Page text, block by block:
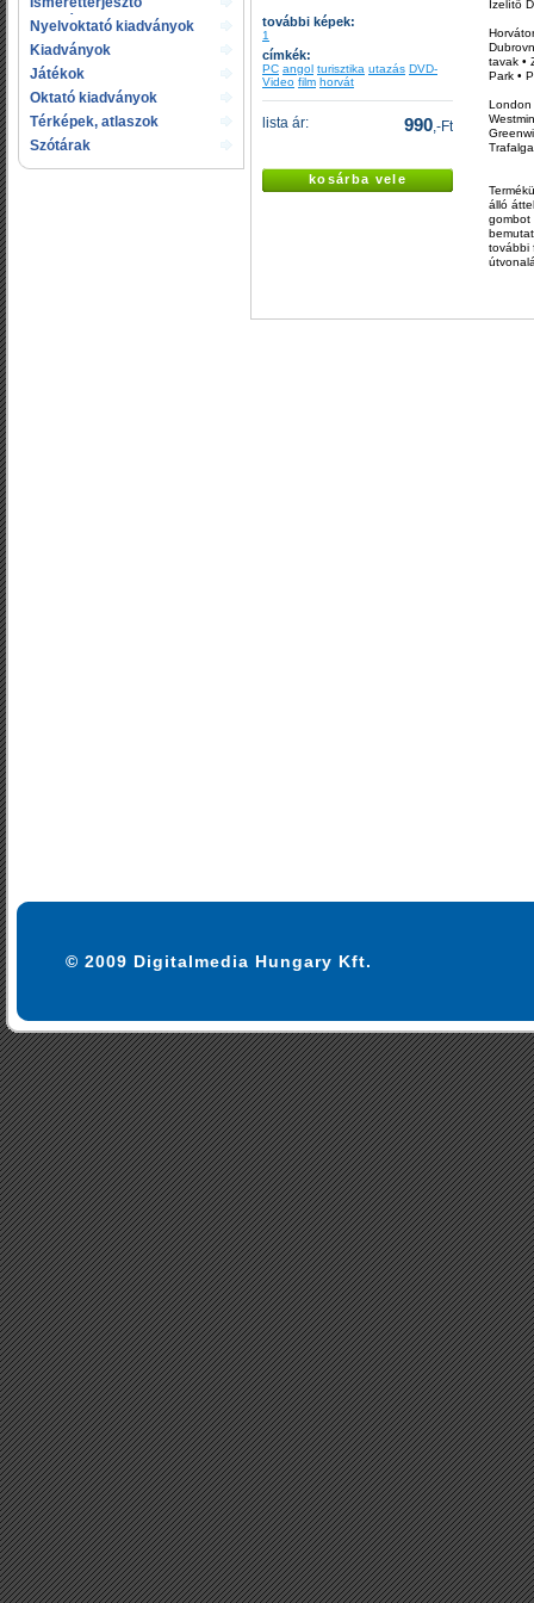
kiadványok
Nyelvoktató kiadványok
Kiadványok
gyermekeknek
Játékok
Oktató kiadványok
Térképek, atlaszok
Szótárak
további képek:
1
címkék:
PC angol turisztika utazás DVD-
Video film horvát
lista ár: 990,-Ft
kosárba vele
Ízelítő
tavak •
Park •
London
álló
gombot
további
© 2009 Digitalmedia Hungary Kft.